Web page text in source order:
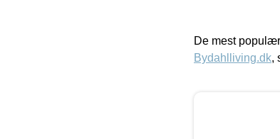
De mest
Bydahlliving.dk,